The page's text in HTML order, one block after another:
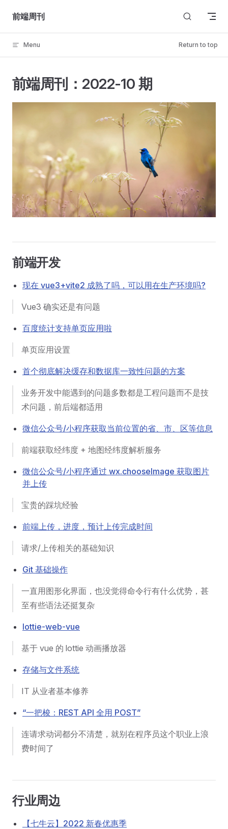
Skip to content
前端周刊
Menu Return to top
前端周刊：2022-10 期
前端开发
现在 vue3+vite2 成熟了吗，可以用在生产环境吗?
Vue3 确实还是有问题
百度统计支持单页应用啦
单页应用设置
首个彻底解决缓存和数据库一致性问题的方案
业务开发中能遇到的问题多数都是工程问题而不是技
术问题，前后端都适用
微信公众号/小程序获取当前位置的省、市、区等信息
前端获取经纬度 + 地图经纬度解析服务
微信公众号/小程序通过 wx.chooseImage 获取图片
并上传
宝贵的踩坑经验
前端上传，进度，预计上传完成时间
请求/上传相关的基础知识
Git 基础操作
一直用图形化界面，也没觉得命令行有什么优势，甚
至有些语法还挺复杂
lottie-web-vue
基于 vue 的 lottie 动画播放器
存储与文件系统
IT 从业者基本修养
“一把梭：REST API 全用 POST”
连请求动词都分不清楚，就别在程序员这个职业上浪
费时间了
行业周边
【七牛云】2022 新春优惠季